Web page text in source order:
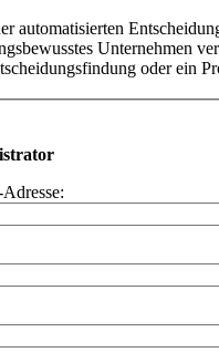
automatisierten
Unternehmen
oder ein